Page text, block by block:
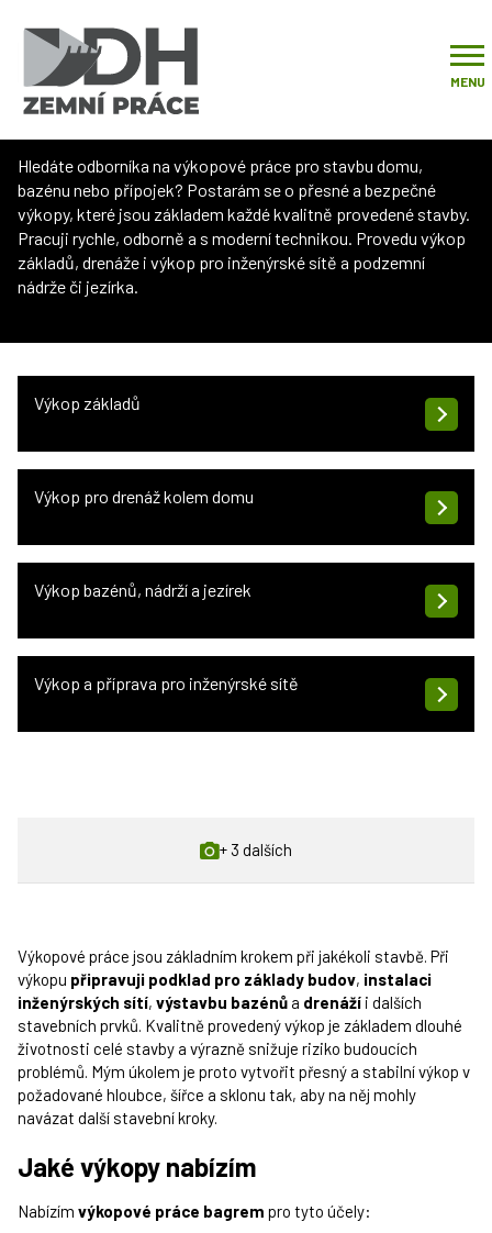
MENU
ÚvodNaše služby
Výkopovépráce
Hledáte odborníka na výkopové práce pro stavbu domu,
bazénu nebo přípojek? Postarám se o přesné a bezpečné
výkopy, které jsou základem každé kvalitně provedené stavby.
Pracuji rychle, odborně a s moderní technikou. Provedu výkop
základů, drenáže i výkop pro inženýrské sítě a podzemní
nádrže či jezírka.
Výkop základů
Výkop pro drenáž kolem domu
Výkop bazénů, nádrží a jezírek
Výkop a příprava pro inženýrské sítě
+ 3 dalších
Výkopové práce jsou základním krokem při jakékoli stavbě. Při
výkopu připravuji podklad pro základy budov, instalaci
inženýrských sítí, výstavbu bazénů a drenáží i dalších
stavebních prvků. Kvalitně provedený výkop je základem dlouhé
životnosti celé stavby a výrazně snižuje riziko budoucích
problémů. Mým úkolem je proto vytvořit přesný a stabilní výkop v
požadované hloubce, šířce a sklonu tak, aby na něj mohly
navázat další stavební kroky.
Jaké výkopy nabízím
Nabízím výkopové práce bagrem pro tyto účely: